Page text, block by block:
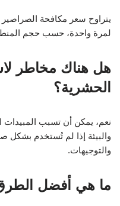
لمرة واحدة، حسب حجم
هل هناك مخاطر
الحشرية؟
نعم، يمكن أن تسبب المبيدات
والبيئة إذا لم تُستخدم بشكل
والتوجيهات.
ما هي أفضل الطرق